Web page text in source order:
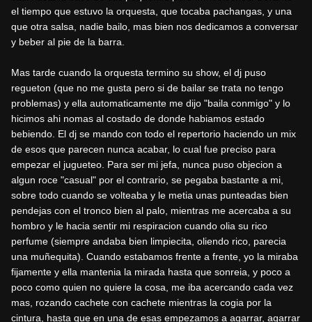
el tiempo que estuvo la orquesta, que tocaba pachangas, y una
que otra salsa, nadie bailo, mas bien nos dedicamos a conversar
y beber al pie de la barra.
Mas tarde cuando la orquesta termino su show, el dj puso
regueton (que no me gusta pero si de bailar se trata no tengo
problemas) y ella automaticamente me dijo "baila conmigo" y lo
hicimos ahi nomas al costado de donde habiamos estado
bebiendo. El dj se mando con todo el repertorio haciendo un mix
de esos que parecen nunca acabar, lo cual fue preciso para
empezar el jugueteo. Para ser mi jefa, nunca puso objecion a
algun roce "casual" por el contrario, se pegaba bastante a mi,
sobre todo cuando se volteaba y le metia unas punteadas bien
pendejas con el tronco bien al palo, mientras me acercaba a su
hombro y le hacia sentir mi respiracion cuando olia su rico
perfume (siempre andaba bien limpiecita, oliendo rico, parecia
una muñequita). Cuando estabamos frente a frente, yo la miraba
fijamente y ella mantenia la mirada hasta que sonreia, y poco a
poco como quien no quiere la cosa, me iba acercando cada vez
mas, rozando cachete con cachete mientras la cogia por la
cintura, hasta que en una de esas empezamos a agarrar, agarrar